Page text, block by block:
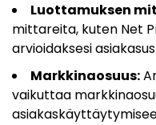
Luottamuksen
mittareita, kuten Net
arvioidaksesi
Markkinaosuus:
vaikuttaa